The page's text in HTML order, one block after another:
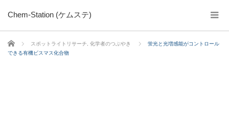
Chem-Station (ケムステ)
ホーム スポットライトリサーチ 化学者のつぶやき
蛍光と光増感能がコントロール
できる有機ビスマス化合物